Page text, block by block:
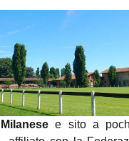
e sito a